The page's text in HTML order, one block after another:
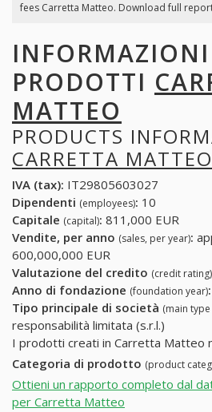
fees Carretta Matteo. Download full
PRODOTTI
MATTEO
PRODUCTS
CARRETTA MATTEO
IVA (tax): IT29805603027
Dipendenti (employees): 10
Capitale (capital): 811,000 EUR
Vendite, per anno (sales, per year):
600,000,000 EUR
Valutazione del credito (credit rating)
Anno di fondazione (foundation year):
Tipo principale di società (main
responsabilità limitata (s.r.l.)
I prodotti creati in Carretta Matteo
Categoria di prodotto (product
Ottieni un rapporto completo dal
per Carretta Matteo